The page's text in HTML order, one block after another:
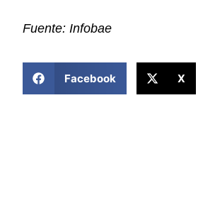
Fuente: Infobae
Facebook X